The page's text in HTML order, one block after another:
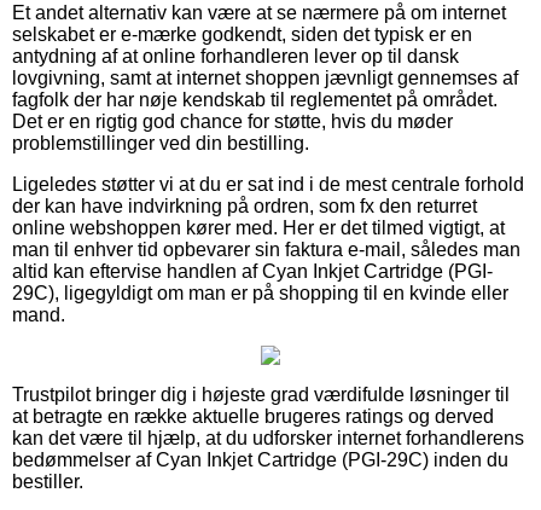
Et andet alternativ kan være at se nærmere på om internet
selskabet er e-mærke godkendt, siden det typisk er en
antydning af at online forhandleren lever op til dansk
lovgivning, samt at internet shoppen jævnligt gennemses af
fagfolk der har nøje kendskab til reglementet på området.
Det er en rigtig god chance for støtte, hvis du møder
problemstillinger ved din bestilling.
Ligeledes støtter vi at du er sat ind i de mest centrale forhold
der kan have indvirkning på ordren, som fx den returret
online webshoppen kører med. Her er det tilmed vigtigt, at
man til enhver tid opbevarer sin faktura e-mail, således man
altid kan eftervise handlen af Cyan Inkjet Cartridge (PGI-
29C), ligegyldigt om man er på shopping til en kvinde eller
mand.
Trustpilot bringer dig i højeste grad værdifulde løsninger til
at betragte en række aktuelle brugeres ratings og derved
kan det være til hjælp, at du udforsker internet forhandlerens
bedømmelser af Cyan Inkjet Cartridge (PGI-29C) inden du
bestiller.